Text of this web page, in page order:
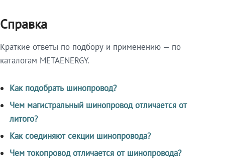
Справка
Краткие ответы по подбору и применению — по
каталогам METAENERGY.
Как подобрать шинопровод?
Чем магистральный шинопровод отличается от
литого?
Как соединяют секции шинопровода?
Чем токопровод отличается от шинопровода?